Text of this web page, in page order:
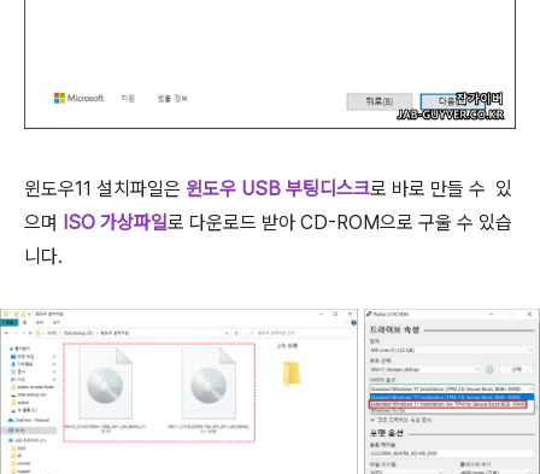
윈도우11 설치파일은 윈도우 USB 부팅디스크로 바로 만들 수 있
으며
ISO 가상파일로 다운로드 받아 CD-ROM으로 구울 수 있습
니다.